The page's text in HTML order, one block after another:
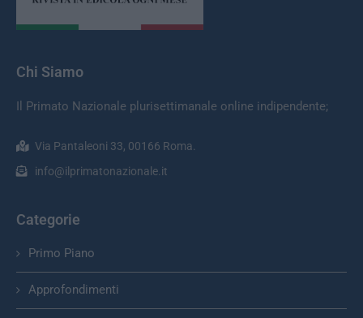
Chi Siamo
Il Primato Nazionale plurisettimanale online indipendente;
Via Pantaleoni 33, 00166 Roma.
info@ilprimatonazionale.it
Categorie
Primo Piano
Approfondimenti